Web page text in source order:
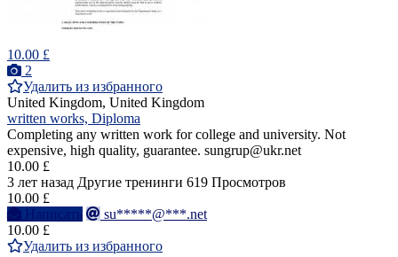
10.00 £
2
Удалить из избранного
United Kingdom, United Kingdom
written works, Diploma
Completing any written work for college and university. Not
expensive, high quality, guarantee. sungrup@ukr.net
10.00 £
3 лет назад Другие тренинги 619 Просмотров
10.00 £
Написать
su*****@***.net
10.00 £
Удалить из избранного